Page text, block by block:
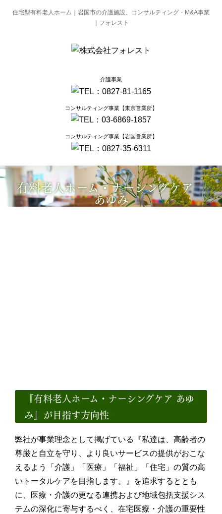
住宅型有料老人ホーム｜岩国市の介護施設、コンサルティング・M&A事業
｜フォレスト
介護事業
コンサルティング事業【東京営業所】
コンサルティング事業【岩国営業所】
有料老人ホーム・ナーシングケア
あゆみ
『有料老人ホーム・ナーシングケア あゆ
み』が目指す方向性
弊社が事業理念として掲げている『私達は、高齢者の
尊厳と自立を守り、より良いサービスの提供がおこな
えるよう「介護」「医療」「福祉」「住宅」の質の高
いトータルケアを目指します。』を追求するととも
に、医療・介護の更なる連携および地域包括支援シス
テムの深化に寄与するべく、在宅医療・介護の重要性